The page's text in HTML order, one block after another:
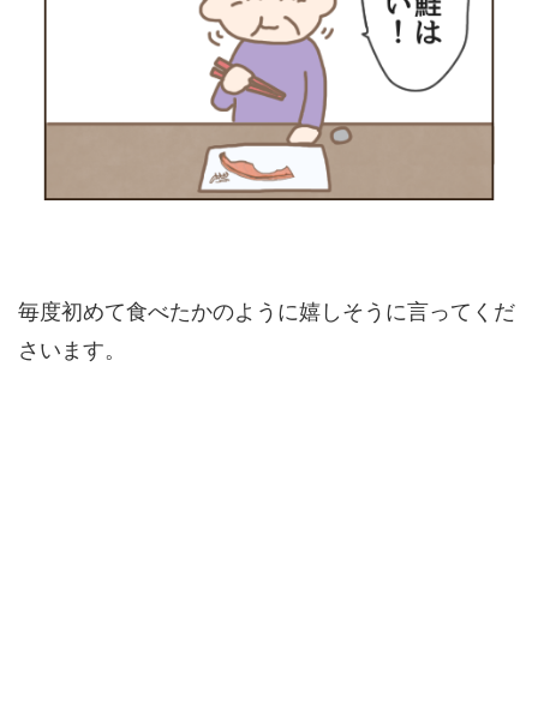
毎度初めて食べたかのように嬉しそうに言ってくだ
さいます。